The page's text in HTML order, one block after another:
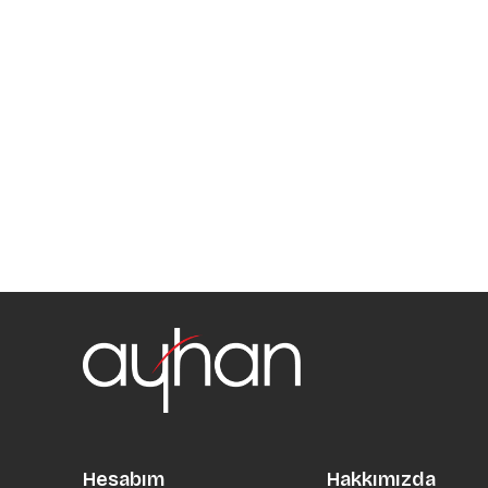
Hesabım Hakkımızda